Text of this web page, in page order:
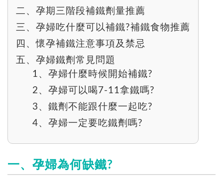
二、孕期三階段補鐵劑量推薦
三、孕婦吃什麼可以補鐵?補鐵食物推薦
四、懷孕補鐵注意事項及禁忌
五、孕婦鐵劑常見問題
1、孕婦什麼時候開始補鐵?
2、孕婦可以喝7-11拿鐵嗎?
3、鐵劑不能跟什麼一起吃?
4、孕婦一定要吃鐵劑嗎?
一、孕婦為何缺鐵?